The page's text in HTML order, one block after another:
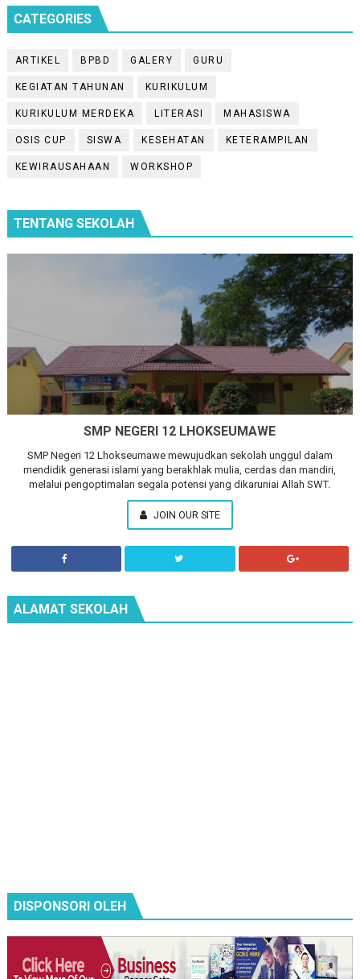
CATEGORIES
ARTIKEL BPBD GALERY GURU
KEGIATAN TAHUNAN KURIKULUM
KURIKULUM MERDEKA LITERASI MAHASISWA
OSIS CUP SISWA KESEHATAN KETERAMPILAN
KEWIRAUSAHAAN WORKSHOP
TENTANG SEKOLAH
SMP NEGERI 12 LHOKSEUMAWE
SMP Negeri 12 Lhokseumawe mewujudkan sekolah unggul dalam
mendidik generasi islami yang berakhlak mulia, cerdas dan mandiri,
melalui pengoptimalan segala potensi yang dikaruniai Allah SWT.
JOIN OUR SITE
ALAMAT SEKOLAH
DISPONSORI OLEH